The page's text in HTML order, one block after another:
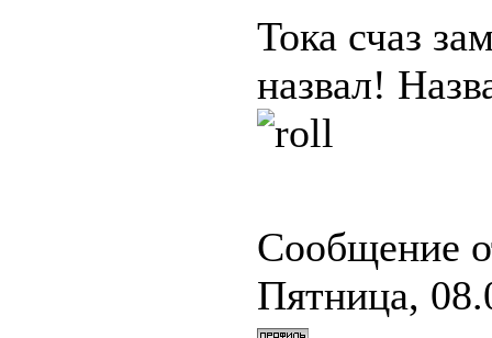
Тока счаз
назвал!
Сообщение
Пятница,